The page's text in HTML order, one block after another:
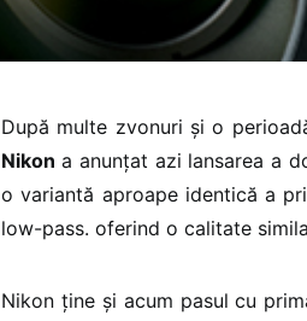
După multe zvonuri și o
Nikon a anunțat azi lansarea a
o variantă aproape identică a
low-pass. oferind o calitate
Nikon ține și acum pasul cu